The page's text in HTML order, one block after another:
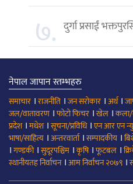
७. दुर्गा प्रसाईं
नेपाल जापान स्तम्भहरु
समाचार ।राजनीति ।जन सरोकार ।अर्थ।
जल/वातावरण ।फोटो फिचर ।खेल ।कला/
प्रदेश।मधेश।सूचना/प्रविधि।एन आर एन
भाषा/साहित्य ।अन्तरवार्ता।सम्पादकीय ।
।गण्डकी।सुदूरपश्चिम ।कृषि।फूटबल ।
स्थानीयतह निर्वाचन।आम निर्वाचन २०७९ ।